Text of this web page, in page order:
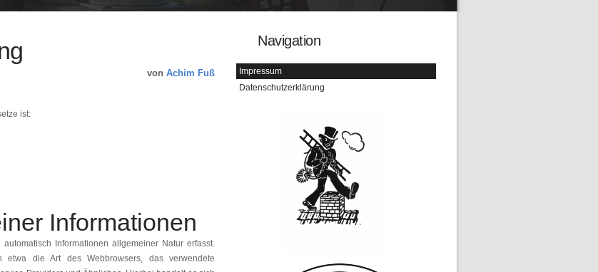
von Achim Fuß
ist:
Informationen
Informationen allgemeiner Natur erfasst.
etwa die Art des Webbrowsers, das verwendete
Navigation
Impressum
Datenschutzerklärung